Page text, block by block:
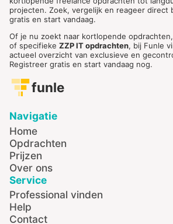
projecten. Zoek, vergelijk en reageer direct
gratis en start vandaag.
Of je nu zoekt naar kortlopende
of specifieke ZZP IT opdrachten, bij Funle
actueel overzicht van exclusieve en
Registreer gratis en start vandaag nog.
funle
Navigatie
Home
Opdrachten
Prijzen
Over ons
Service
Professional vinden
Help
Contact